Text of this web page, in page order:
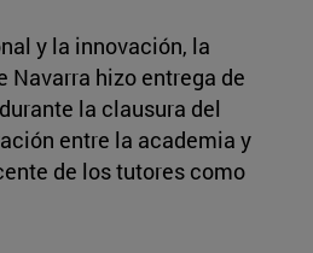
y la innovación, la
Navarra hizo entrega de
la clausura del
entre la academia y
de los tutores como